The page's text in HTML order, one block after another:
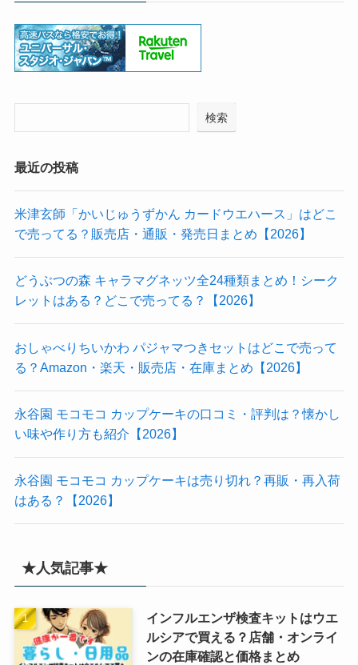
検索
最近の投稿
米津玄師「かいじゅうずかん カードウエハース」はどこ
で売ってる？販売店・通販・発売日まとめ【2026】
どうぶつの森 キャラマグネッツ全24種類まとめ！シーク
レットはある？どこで売ってる？【2026】
おしゃべりちいかわ パジャマつきセットはどこで売って
る？Amazon・楽天・販売店・在庫まとめ【2026】
永谷園 モコモコ カップケーキの口コミ・評判は？懐かし
い味や作り方も紹介【2026】
永谷園 モコモコ カップケーキは売り切れ？再販・再入荷
はある？【2026】
★人気記事★
インフルエンザ検査キットはウエ
ルシアで買える？店舗・オンライ
ンの在庫確認と価格まとめ